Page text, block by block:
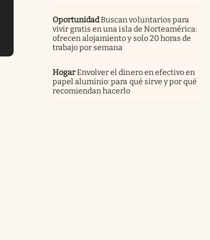
OportunidadBuscan voluntarios para
vivir gratis en una isla de Norteamérica:
ofrecen alojamiento y solo 20 horas de
trabajo por semana
HogarEnvolver el dinero en efectivo en
papel aluminio: para qué sirve y por qué
recomiendan hacerlo